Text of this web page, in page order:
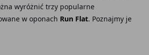
wyróżnić trzy popularne
w oponach Run Flat. Poznajmy je